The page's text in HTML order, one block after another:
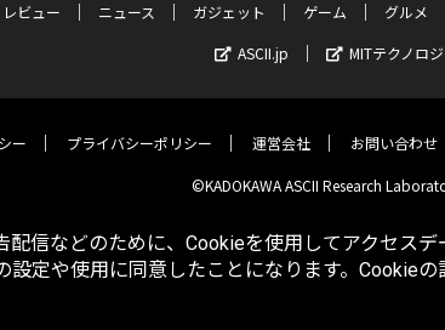
レビュー ニュース ガジェット ゲーム グルメ
ASCII.jp
MITテクノロ
ー プライバシーポリシー 運営会社 お問い合わせ
©KADOKAWA ASCII Research
信などのために、Cookieを使用してアクセス
設定や使用に同意したことになります。Cookie